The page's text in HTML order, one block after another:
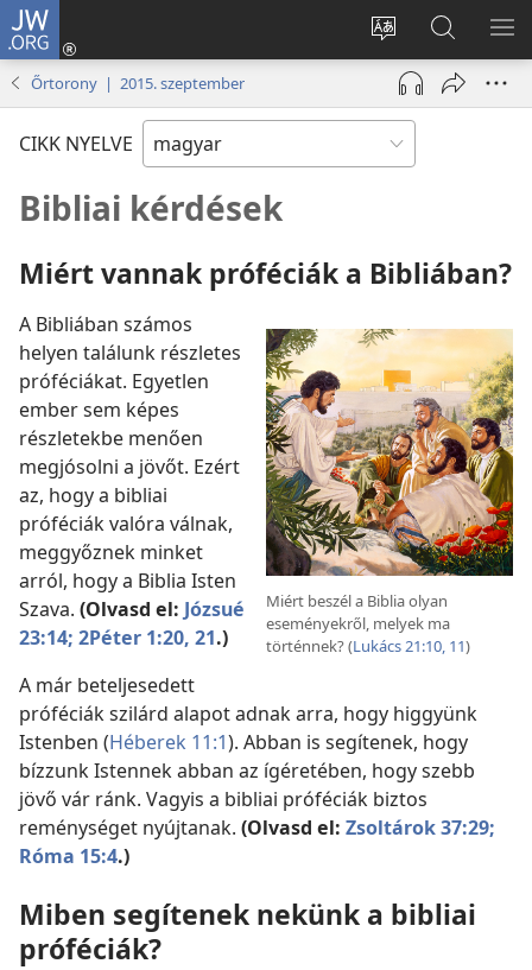
JW.ORG
Oldal
nyelvének
megváltoztatása
Bejelentkezés
(opens
window)
Keresés
a jw.org
honlapon
Őrtorony | 2015. szeptember
CIKK NYELVE
Bibliai kérdések
Miért vannak próféciák a Bibliában?
Miért beszél a Biblia olyan
eseményekről, melyek ma
történnek? (Lukács 21:10, 11)
A Bibliában számos
helyen találunk részletes
próféciákat. Egyetlen
ember sem képes
részletekbe menően
megjósolni a jövőt. Ezért
az, hogy a bibliai
próféciák valóra válnak,
meggyőznek minket
arról, hogy a Biblia Isten
Szava. (Olvasd el: Józsué
23:14; 2Péter 1:20, 21.)
A már beteljesedett
próféciák szilárd alapot adnak arra, hogy higgyünk
Istenben (Héberek 11:1). Abban is segítenek, hogy
bízzunk Istennek abban az ígéretében, hogy szebb
jövő vár ránk. Vagyis a bibliai próféciák biztos
reménységet nyújtanak. (Olvasd el: Zsoltárok 37:29;
Róma 15:4.)
Miben segítenek nekünk a bibliai
próféciák?